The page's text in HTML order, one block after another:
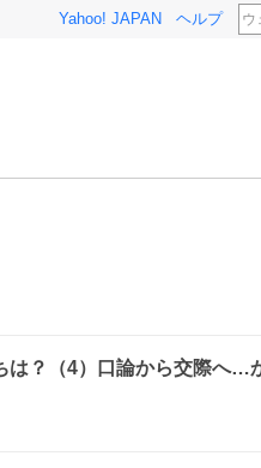
Yahoo! JAPAN ヘルプ
は？（4）口論から交際へ…